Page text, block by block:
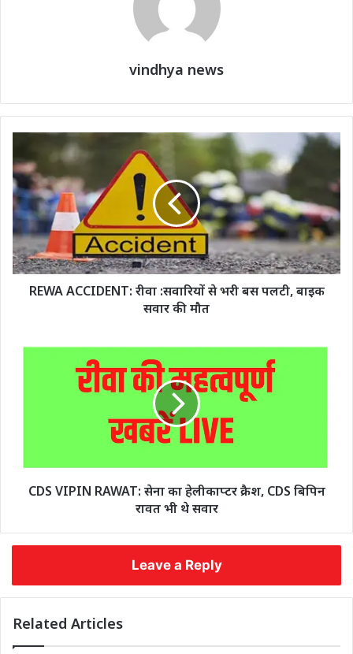
vindhya news
REWA ACCIDENT: रीवा :सवारियों से भरी बस पलटी, बाइक
सवार की मौत
CDS VIPIN RAWAT: सेना का हेलीकाप्टर क्रैश, CDS बिपिन
रावत भी थे सवार
Leave a Reply
Related Articles